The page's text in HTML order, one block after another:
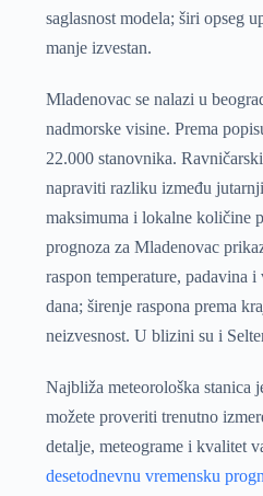
saglasnost modela; širi opseg
manje izvestan.
Mladenovac se nalazi u
nadmorske visine. Prema
22.000 stanovnika.
napraviti razliku između
maksimuma i lokalne količine
prognoza za Mladenovac
raspon temperature, padavina
dana; širenje raspona prema
neizvesnost. U blizini su i
Najbliža meteorološka stanica
možete proveriti trenutno
detalje, meteograme i kvalitet
desetodnevnu vremensku